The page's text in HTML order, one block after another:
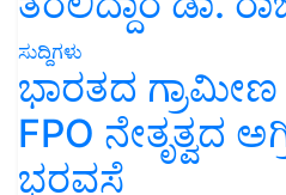
ಸುದ್ದಿಗಳು
ಭಾರತದ
FPO ನೇತೃತ್ವದ
ಭರವಸೆ